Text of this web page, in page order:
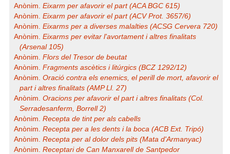
Anònim. Eixarm per afavorir el part (ACA BGC 615)
Anònim. Eixarm per afavorir el part (ACV Prot. 3657/6)
Anònim. Eixarms per a diverses malalties (ACSG Cervera 720)
Anònim. Eixarms per evitar l'avortament i altres finalitats
(Arsenal 105)
Anònim. Flors del Tresor de beutat
Anònim. Fragments ascètics i litúrgics (BCZ 1292/12)
Anònim. Oració contra els enemics, el perill de mort, afavorir el
part i altres finalitats (AMP Ll. 27)
Anònim. Oracions per afavorir el part i altres finalitats (Col.
Serradesanferm, Borrell 2)
Anònim. Recepta de tint per als cabells
Anònim. Recepta per a les dents i la boca (ACB Ext. Tripó)
Anònim. Recepta per al dolor dels pits (Mata d'Armanyac)
Anònim. Receptari de Can Manxarell de Santpedor